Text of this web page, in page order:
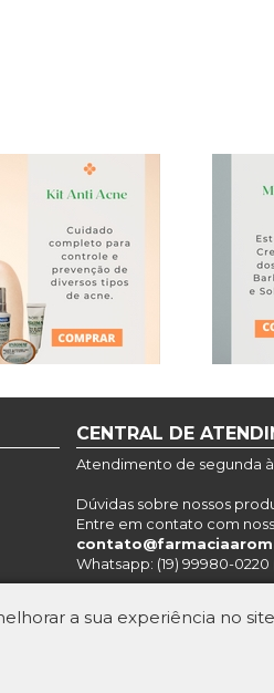
CENTRAL DE
Atendimento de segunda à
Dúvidas sobre nossos
Entre em contato com
Whatsapp: (19) 99980-0220
a sua experiência no